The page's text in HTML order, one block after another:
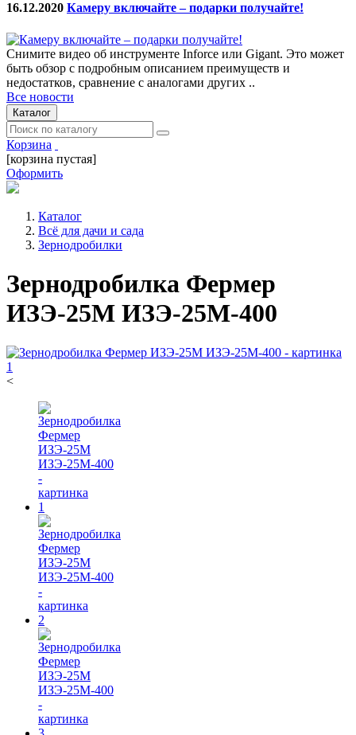
16.12.2020 Камеру включайте – подарки получайте!
Снимите видео об инструменте Inforce или Gigant. Это может
быть обзор с подробным описанием преимуществ и
недостатков, сравнение с аналогами других ..
Все новости
Каталог
Корзина
[корзина пустая]
Оформить
Каталог
Всё для дачи и сада
Зернодробилки
Зернодробилка Фермер
ИЗЭ-25М ИЗЭ-25М-400
<